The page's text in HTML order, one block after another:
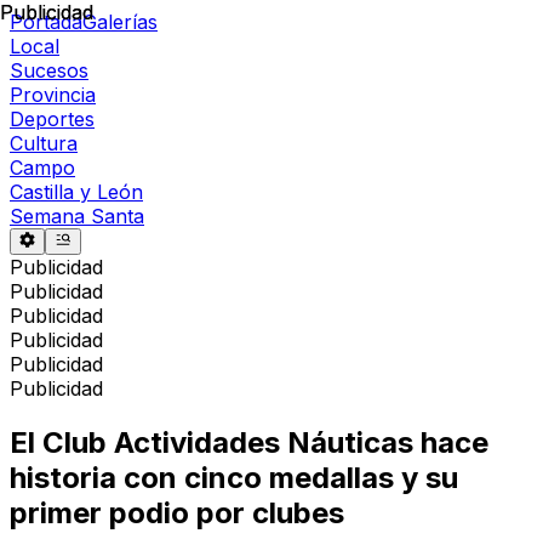
PortadaGalerías
Local
Sucesos
Provincia
Deportes
Cultura
Campo
Castilla y León
Semana Santa
Publicidad
Publicidad
Publicidad
Publicidad
Publicidad
Publicidad
Publicidad
El Club Actividades Náuticas hace
historia con cinco medallas y su
primer podio por clubes
Publicidad